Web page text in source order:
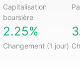
Capitalisation
boursière
2.25%
Changement (1 jour)